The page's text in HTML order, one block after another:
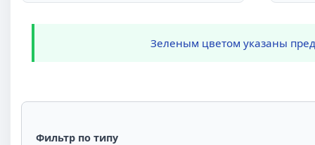
Зеленым цветом указаны
Фильтр по типу